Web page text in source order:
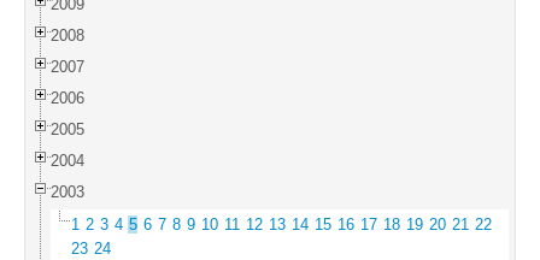
2009
2008
2007
2006
2005
2004
2003
1 2 3 4 5 6 7 8 9 10 11 12 13 14 15 16 17 18 19 20 21 22
23 24